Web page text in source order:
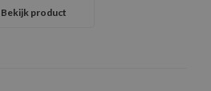
Bekijk product